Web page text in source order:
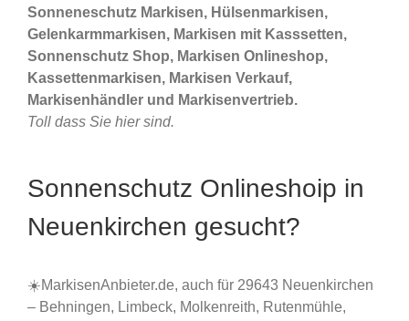
Sonneneschutz Markisen, Hülsenmarkisen,
Gelenkarmmarkisen, Markisen mit Kasssetten,
Sonnenschutz Shop, Markisen Onlineshop,
Kassettenmarkisen, Markisen Verkauf,
Markisenhändler und Markisenvertrieb.
Toll dass Sie hier sind.
Sonnenschutz Onlineshoip in
Neuenkirchen gesucht?
☀️MarkisenAnbieter.de, auch für 29643 Neuenkirchen
– Behningen, Limbeck, Molkenreith, Rutenmühle,